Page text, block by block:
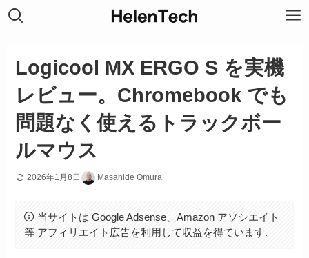
Logicool MX ERGO S を実機
レビュー。Chromebook でも
問題なく使えるトラックボー
ルマウス
2026年1月8日 Masahide Omura
当サイトは Google Adsense、Amazon アソシエイト
等 アフィリエイト広告を利用して収益を得ています.